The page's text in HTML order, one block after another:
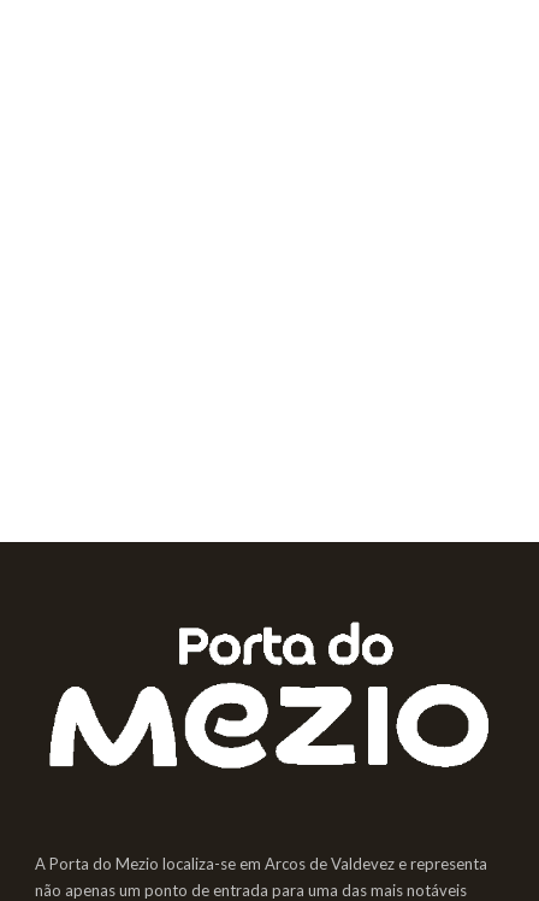
A Porta do Mezio localiza-se em Arcos de Valdevez e representa
não apenas um ponto de entrada para uma das mais notáveis